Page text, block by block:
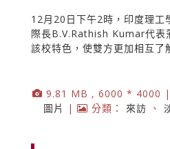
12月20日下午2時，印度理工
際長B.V.Rathish Kumar代表
該校特色，使雙方更加相互了
9.81 MB , 6000 * 4000 |
圖片
| 分類： 來訪 、